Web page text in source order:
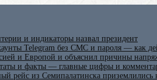
и индикаторы назвал президент
Telegram без СМС и пароля — как
и Европой и объяснил причины
и факты — главные цифры и
рейс из Семипалатинска приземлились